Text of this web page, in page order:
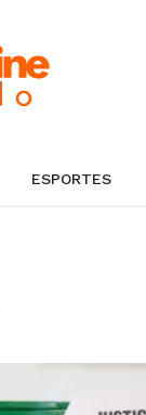
ESPORTES